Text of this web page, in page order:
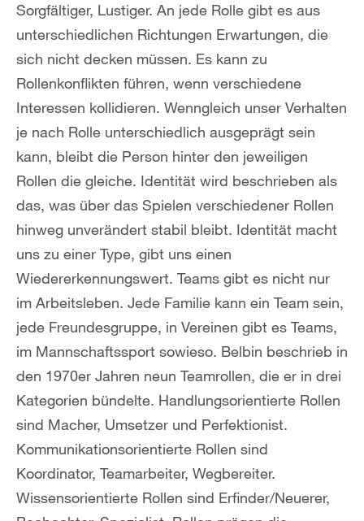
Sorgfältiger, Lustiger. An jede Rolle gibt es aus
unterschiedlichen Richtungen Erwartungen, die
sich nicht decken müssen. Es kann zu
Rollenkonflikten führen, wenn verschiedene
Interessen kollidieren. Wenngleich unser Verhalten
je nach Rolle unterschiedlich ausgeprägt sein
kann, bleibt die Person hinter den jeweiligen
Rollen die gleiche. Identität wird beschrieben als
das, was über das Spielen verschiedener Rollen
hinweg unverändert stabil bleibt. Identität macht
uns zu einer Type, gibt uns einen
Wiedererkennungswert. Teams gibt es nicht nur
im Arbeitsleben. Jede Familie kann ein Team sein,
jede Freundesgruppe, in Vereinen gibt es Teams,
im Mannschaftssport sowieso. Belbin beschrieb in
den 1970er Jahren neun Teamrollen, die er in drei
Kategorien bündelte. Handlungsorientierte Rollen
sind Macher, Umsetzer und Perfektionist.
Kommunikationsorientierte Rollen sind
Koordinator, Teamarbeiter, Wegbereiter.
Wissensorientierte Rollen sind Erfinder/Neuerer,